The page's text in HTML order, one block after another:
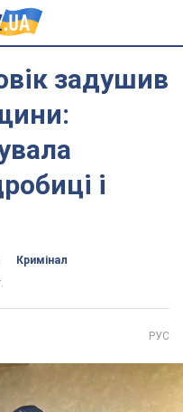
задушив
і
Кримінал
РУС